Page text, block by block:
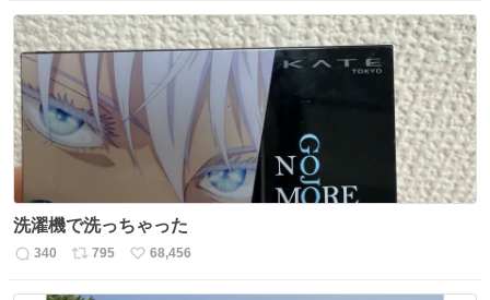
数
ス
ト
数
ね
数
洗濯機で洗っちゃった
返
340
リ
795
い
68,456